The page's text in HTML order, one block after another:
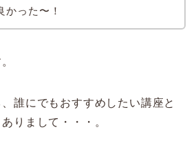
かった〜！
誰にでもおすすめしたい講座と
りまして・・・。